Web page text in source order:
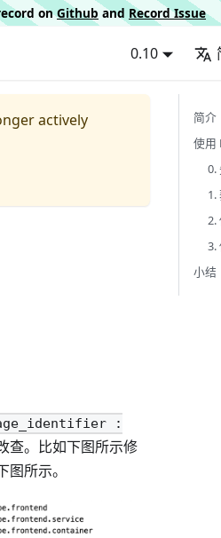
onGithub and Record Issue
0.10
actively
:
查。比如下图所示修
所示。
简介
使用
0.
1.
2.
3.
小结